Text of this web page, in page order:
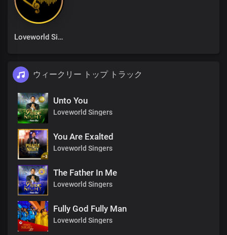
Loveworld Singers
ウィークリー トップ トラック
Unto You
Loveworld Singers
You Are Exalted
Loveworld Singers
The Father In Me
Loveworld Singers
Fully God Fully Man
Loveworld Singers